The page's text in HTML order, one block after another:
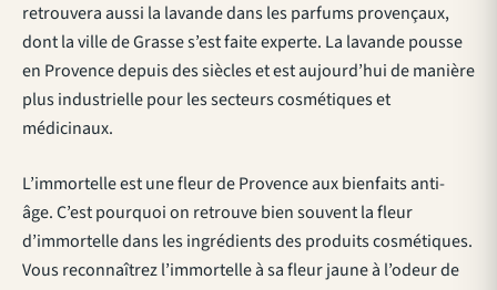
retrouvera aussi la lavande dans les parfums provençaux,
dont la ville de Grasse s’est faite experte. La lavande pousse
en Provence depuis des siècles et est aujourd’hui de manière
plus industrielle pour les secteurs cosmétiques et
médicinaux.
L’immortelle est une fleur de Provence aux bienfaits anti-
âge. C’est pourquoi on retrouve bien souvent la fleur
d’immortelle dans les ingrédients des produits cosmétiques.
Vous reconnaîtrez l’immortelle à sa fleur jaune à l’odeur de